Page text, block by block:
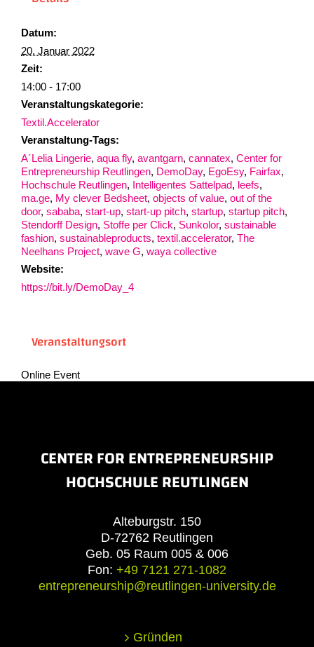
Datum:
20. Januar 2022
Zeit:
14:00 - 17:00
Veranstaltungskategorie:
Textil.Accelerator
Veranstaltung-Tags:
A´Lelia Lingerie, aqua fly, avantgarn, cannatex, Center for
Entrepreneurship Reutlingen, DemoDay, EgoEsy, Fairfax,
Hochschule Reutlingen, Intelligentes Sattelpad, leefs,
ma.ge, My clever Bedsheet, objects of value, out of the
door, sababa, start-up, start-up pitch, startup, startup pitch,
Stendorff Design, Stoffe per Click, Sunkolor, sustainable
fashion, sustainableproducts, textil.accelerator, The
Neelhans Project, wave G, waya collective
Website:
https://bit.ly/DemoDay_4
Veranstaltungsort
Online Event
CENTER FOR ENTREPRENEURSHIP
HOCHSCHULE REUTLINGEN
Alteburgstr. 150
D-72762 Reutlingen
Geb. 05 Raum 005 & 006
Fon: +49 7121 271-1082
entrepreneurship@reutlingen-university.de
Gründen